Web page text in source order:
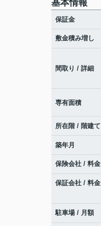
基本情報
保証金
敷金積み増し
間取り / 詳細
専有面積
所在階 / 階建て
築年月
保険会社 / 料金
保証会社 / 料金
駐車場 / 月額